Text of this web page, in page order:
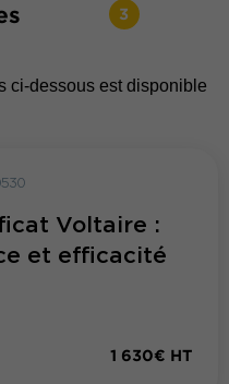
3
ci-dessous est disponible
Voltaire :
et efficacité
1 630€ HT